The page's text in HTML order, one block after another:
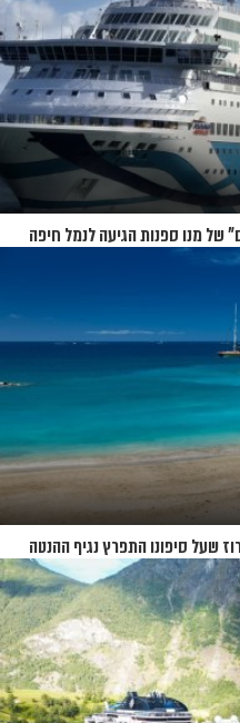
של מנו ספנות הגיעה לנמל חיפה
שעל סיפונו התפרץ נגיף ההנטה